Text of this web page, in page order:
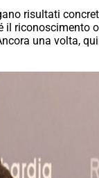
risultati
il riconoscimento
una volta,